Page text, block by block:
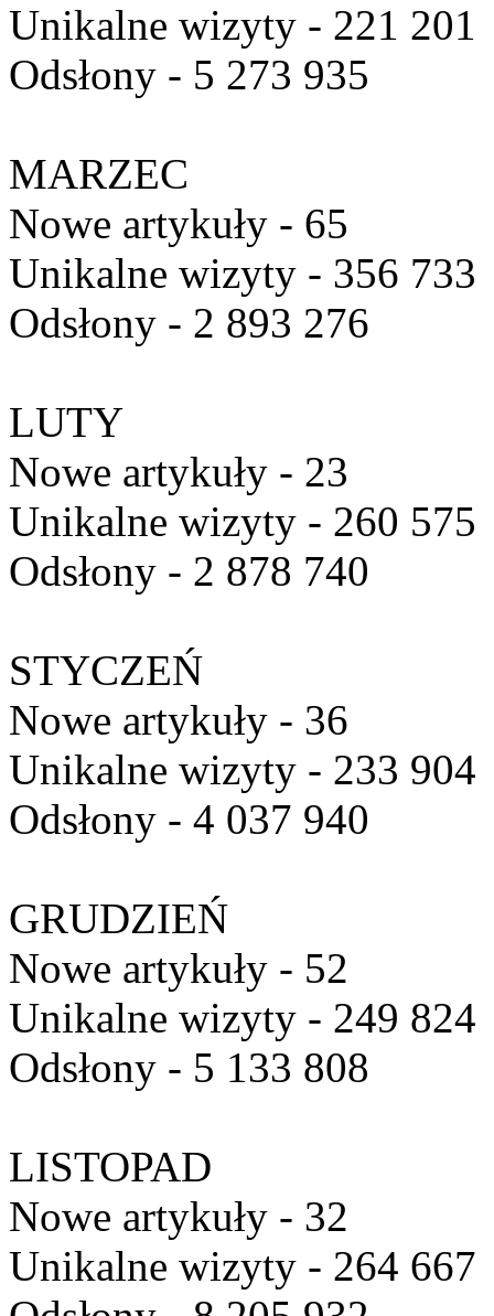
Unikalne wizyty - 221 201
Odsłony - 5 273 935
MARZEC
Nowe artykuły - 65
Unikalne wizyty - 356 733
Odsłony - 2 893 276
LUTY
Nowe artykuły - 23
Unikalne wizyty - 260 575
Odsłony - 2 878 740
STYCZEŃ
Nowe artykuły - 36
Unikalne wizyty - 233 904
Odsłony - 4 037 940
GRUDZIEŃ
Nowe artykuły - 52
Unikalne wizyty - 249 824
Odsłony - 5 133 808
LISTOPAD
Nowe artykuły - 32
Unikalne wizyty - 264 667